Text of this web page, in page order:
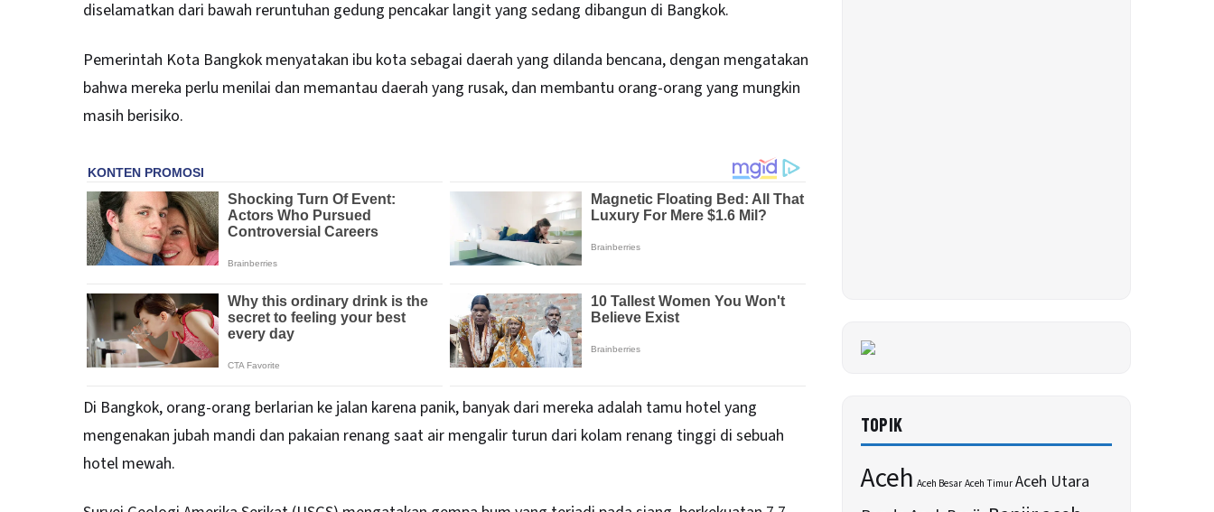
diselamatkan dari bawah reruntuhan gedung pencakar langit yang sedang dibangun di Bangkok.
Pemerintah Kota Bangkok menyatakan ibu kota sebagai daerah yang dilanda bencana, dengan mengatakan
bahwa mereka perlu menilai dan memantau daerah yang rusak, dan membantu orang-orang yang mungkin
masih berisiko.
Di Bangkok, orang-orang berlarian ke jalan karena panik, banyak dari mereka adalah tamu hotel yang
mengenakan jubah mandi dan pakaian renang saat air mengalir turun dari kolam renang tinggi di sebuah
hotel mewah.
TOPIK
Aceh Aceh BesarAceh TimurAceh Utara